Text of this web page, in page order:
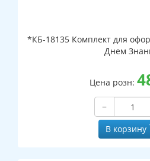
*КБ-18135 Комплект для
Днем
Цена розн:
−
В корзину